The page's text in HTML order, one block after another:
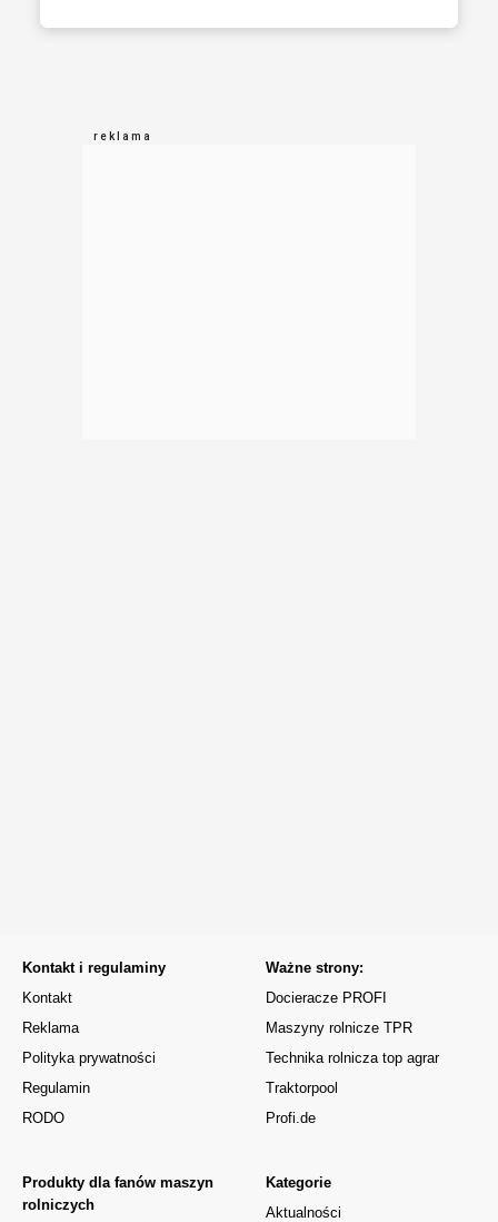
Kontakt i regulaminy
Kontakt
Reklama
Polityka prywatności
Regulamin
RODO
Kategorie
Aktualności
Produkty dla fanów maszyn
rolniczych
Ważne strony:
Docieracze PROFI
Maszyny rolnicze TPR
Technika rolnicza top agrar
Traktorpool
Profi.de